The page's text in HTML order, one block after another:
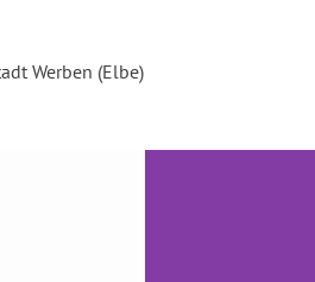
Werben (Elbe)